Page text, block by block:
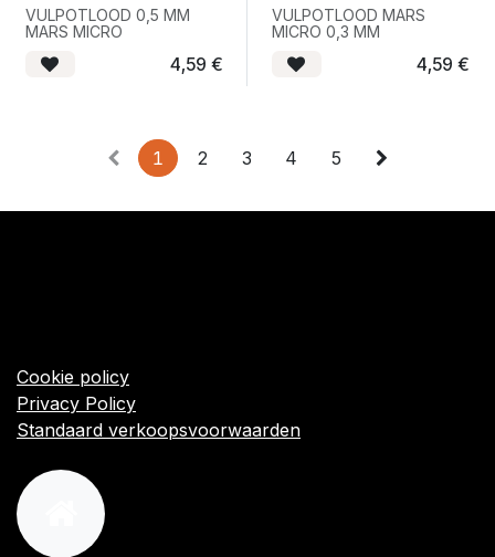
VULPOTLOOD 0,5 MM
MARS MICRO
4,59 €
VULPOTLOOD MARS
MICRO 0,3 MM
4,59 €
1 2 3 4 5
Cookie policy
Privacy Policy
Standaard verkoopsvoorwaarden